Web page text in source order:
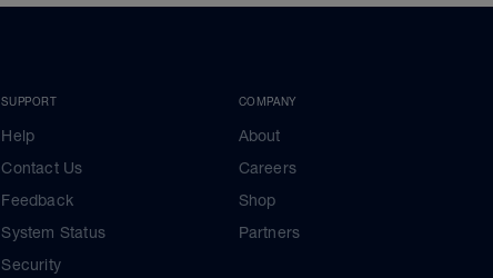
SUPPORT
Help
Contact Us
Feedback
System Status
Security
COMPANY
About
Careers
Shop
Partners